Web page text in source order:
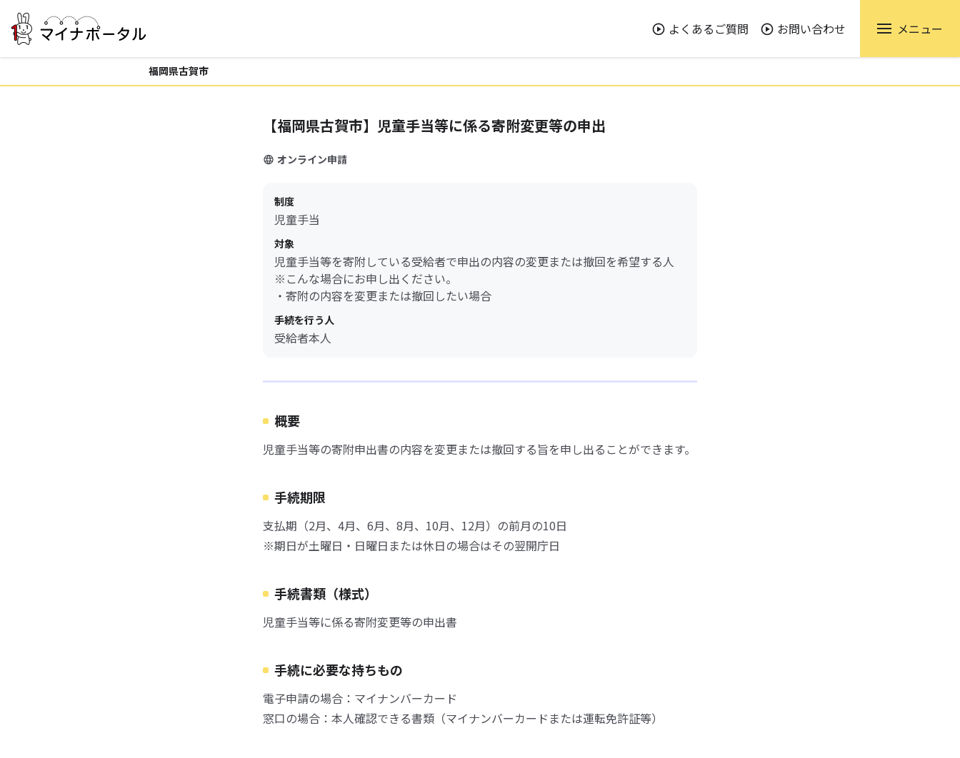
よくあるご質問 お問い合わせ メニュー
福岡県古賀市
【福岡県古賀市】児童手当等に係る寄附変更等の申出
オンライン申請
制度
児童手当
対象
児童手当等を寄附している受給者で申出の内容の変更または撤回を希望する人
※こんな場合にお申し出ください。
・寄附の内容を変更または撤回したい場合
手続を行う人
受給者本人
概要
児童手当等の寄附申出書の内容を変更または撤回する旨を申し出ることができます。
手続期限
支払期（2月、4月、6月、8月、10月、12月）の前月の10日
※期日が土曜日・日曜日または休日の場合はその翌開庁日
手続書類（様式）
児童手当等に係る寄附変更等の申出書
手続に必要な持ちもの
電子申請の場合：マイナンバーカード
窓口の場合：本人確認できる書類（マイナンバーカードまたは運転免許証等）